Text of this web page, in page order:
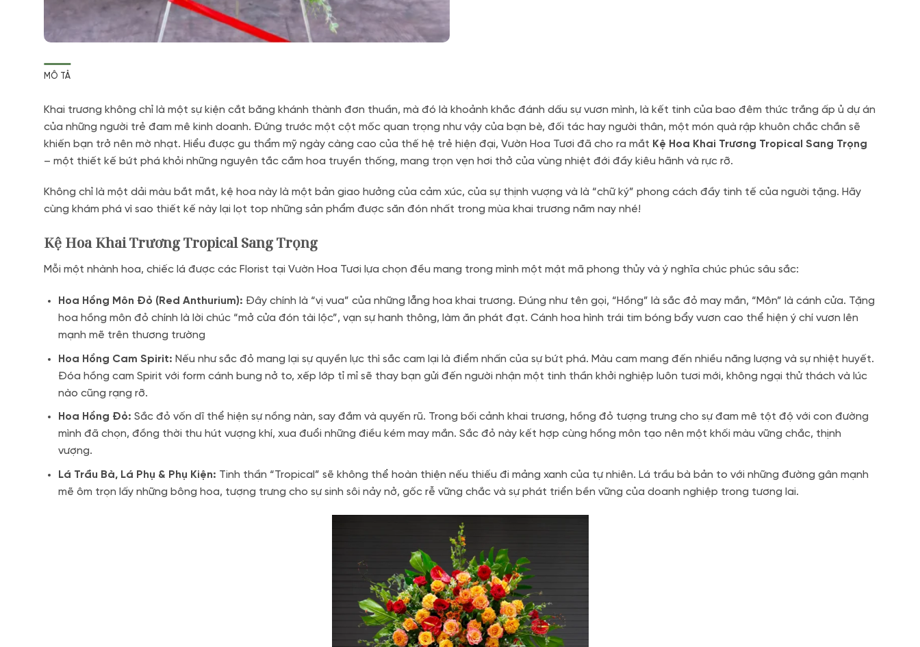
MÔ TẢ
Khai trương không chỉ là một sự kiện cắt băng khánh thành đơn thuần, mà đó là khoảnh khắc đánh dấu sự vươn mình, là kết tinh của bao đêm thức trắng ấp ủ dự án
của những người trẻ đam mê kinh doanh. Đứng trước một cột mốc quan trọng như vậy của bạn bè, đối tác hay người thân, một món quà rập khuôn chắc chắn sẽ
khiến bạn trở nên mờ nhạt. Hiểu được gu thẩm mỹ ngày càng cao của thế hệ trẻ hiện đại, Vườn Hoa Tươi đã cho ra mắt Kệ Hoa Khai Trương Tropical Sang Trọng
– một thiết kế bứt phá khỏi những nguyên tắc cắm hoa truyền thống, mang trọn vẹn hơi thở của vùng nhiệt đới đầy kiêu hãnh và rực rỡ.
Không chỉ là một dải màu bắt mắt, kệ hoa này là một bản giao hưởng của cảm xúc, của sự thịnh vượng và là “chữ ký” phong cách đầy tinh tế của người tặng. Hãy
cùng khám phá vì sao thiết kế này lại lọt top những sản phẩm được săn đón nhất trong mùa khai trương năm nay nhé!
Kệ Hoa Khai Trương Tropical Sang Trọng
Mỗi một nhành hoa, chiếc lá được các Florist tại Vườn Hoa Tươi lựa chọn đều mang trong mình một mật mã phong thủy và ý nghĩa chúc phúc sâu sắc:
Hoa Hồng Môn Đỏ (Red Anthurium): Đây chính là “vị vua” của những lẵng hoa khai trương. Đúng như tên gọi, “Hồng” là sắc đỏ may mắn, “Môn” là cánh cửa. Tặng
hoa hồng môn đỏ chính là lời chúc “mở cửa đón tài lộc”, vạn sự hanh thông, làm ăn phát đạt. Cánh hoa hình trái tim bóng bẩy vươn cao thể hiện ý chí vươn lên
mạnh mẽ trên thương trường
Hoa Hồng Cam Spirit: Nếu như sắc đỏ mang lại sự quyền lực thì sắc cam lại là điểm nhấn của sự bứt phá. Màu cam mang đến nhiều năng lượng và sự nhiệt huyết.
Đóa hồng cam Spirit với form cánh bung nở to, xếp lớp tỉ mỉ sẽ thay bạn gửi đến người nhận một tinh thần khởi nghiệp luôn tươi mới, không ngại thử thách và lúc
nào cũng rạng rỡ.
Hoa Hồng Đỏ: Sắc đỏ vốn dĩ thể hiện sự nồng nàn, say đắm và quyến rũ. Trong bối cảnh khai trương, hồng đỏ tượng trưng cho sự đam mê tột độ với con đường
mình đã chọn, đồng thời thu hút vượng khí, xua đuổi những điều kém may mắn. Sắc đỏ này kết hợp cùng hồng môn tạo nên một khối màu vững chắc, thịnh
vượng.
Lá Trầu Bà, Lá Phụ & Phụ Kiện: Tinh thần “Tropical” sẽ không thể hoàn thiện nếu thiếu đi mảng xanh của tự nhiên. Lá trầu bà bản to với những đường gân mạnh
mẽ ôm trọn lấy những bông hoa, tượng trưng cho sự sinh sôi nảy nở, gốc rễ vững chắc và sự phát triển bền vững của doanh nghiệp trong tương lai.